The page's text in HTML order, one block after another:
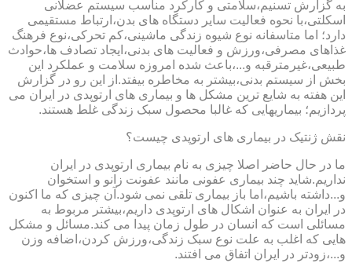
به گزارش تسنیم،سلامتی و کارکرد مناسب سیستم عضلانی
اسکلتی،با نحوه فعالیت سایر دستگاه های بدن،ارتباط مستقیمی
دارد؛ اما متاسفانه نوع شیوه زندگی ماشینی،کم تحرکی،نوع فرهنگ
غذاهای مصرفی،ورزش و فعالیت های بدنی،ایجاد تصادف ها،حوادث
طبیعی،غیرمترقبه و...،باعث شده امروزه سلامت و عملکرد این
بخش از سیستم بدنی،بیشتر به مخاطره بیفتد.از این رو در گزارش
این هفته به شایع ترین مشکل ها و بیماری های ارتوپدی در ایران می
پردازیم؛ بیماریهایی که غالبا محصول سبک زندگی غلط هستند.
نقش ژنتیک در بیماری های ارتوپدی چیست؟
ما در حال حاضر اصلا چیزی به نام بیماری ارتوپدی در ایران
نداریم.شاید چند بیماری عفونی مانند عفونت زانو و استخوان
و...داشته باشیم،اما باز بیماری تلقی نمی شود.آن چیزی که ما اکنون
در ایران به عنوان اشکال های ارتوپدی داریم،بیشتر مربوط به
مسائلی است که انسان در طول زمان پیدا می کند.مسائل و مشکل
هایی که اغلب به علت نوع سبک زندگی،ورزش کردن،اضافه وزن
و...،زودتر در ایران اتفاق می افتند.